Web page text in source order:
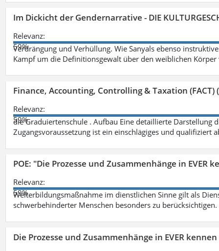
Im Dickicht der Gendernarrative - DIE
Relevanz:
59%
Verdrängung und Verhüllung. Wie Sanyals ebenso
Kampf um die Definitionsgewalt über den weiblichen
Finance, Accounting, Controlling & Taxation (FACT)
Relevanz:
59%
die Graduiertenschule . Aufbau Eine detaillierte Darstellung
Zugangsvoraussetzung ist ein einschlägiges und qualifiziert
POE: "Die Prozesse und Zusammenhänge in EVER
Relevanz:
59%
Weiterbildungsmaßnahme im dienstlichen Sinne gilt als
schwerbehinderter Menschen besonders zu berücksichtigen.
Die Prozesse und Zusammenhänge in EVER